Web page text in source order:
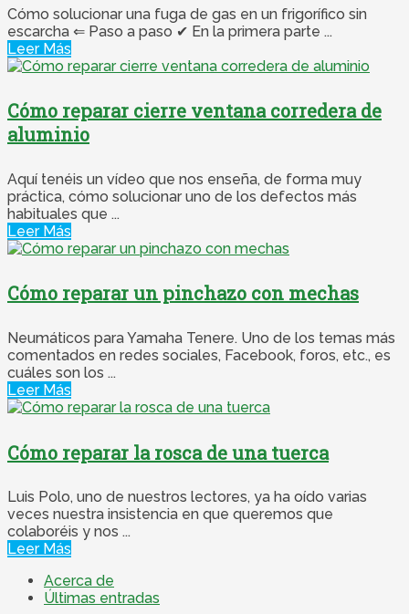
Cómo solucionar una fuga de gas en un frigorífico sin
escarcha ⇐ Paso a paso ✔ En la primera parte ...
Leer Más
Cómo reparar cierre ventana corredera de
aluminio
Aquí tenéis un vídeo que nos enseña, de forma muy
práctica, cómo solucionar uno de los defectos más
habituales que ...
Leer Más
Cómo reparar un pinchazo con mechas
Neumáticos para Yamaha Tenere. Uno de los temas más
comentados en redes sociales, Facebook, foros, etc., es
cuáles son los ...
Leer Más
Cómo reparar la rosca de una tuerca
Luis Polo, uno de nuestros lectores, ya ha oído varias
veces nuestra insistencia en que queremos que
colaboréis y nos ...
Leer Más
Acerca de
Últimas entradas